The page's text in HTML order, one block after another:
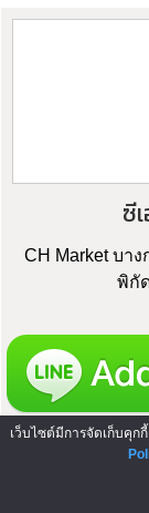
ซี
CH Market บา
พิกั
เว็บไซต์มีการจัดเก็บคุก